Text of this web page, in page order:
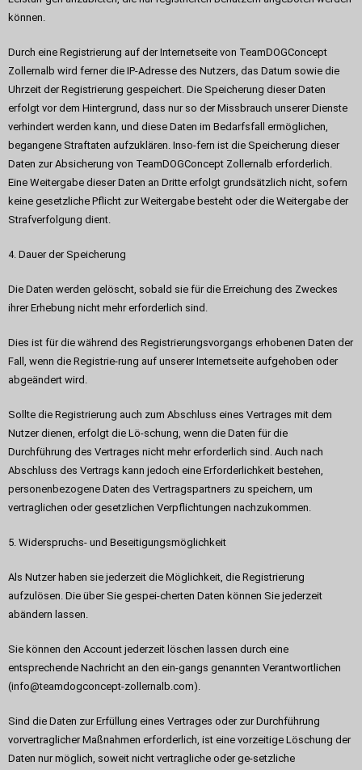
können.
Durch eine Registrierung auf der Internetseite von TeamDOGConcept
Zollernalb wird ferner die IP-Adresse des Nutzers, das Datum sowie die
Uhrzeit der Registrierung gespeichert. Die Speicherung dieser Daten
erfolgt vor dem Hintergrund, dass nur so der Missbrauch unserer Dienste
verhindert werden kann, und diese Daten im Bedarfsfall ermöglichen,
begangene Straftaten aufzuklären. Inso-fern ist die Speicherung dieser
Daten zur Absicherung von TeamDOGConcept Zollernalb erforderlich.
Eine Weitergabe dieser Daten an Dritte erfolgt grundsätzlich nicht, sofern
keine gesetzliche Pflicht zur Weitergabe besteht oder die Weitergabe der
Strafverfolgung dient.
4. Dauer der Speicherung
Die Daten werden gelöscht, sobald sie für die Erreichung des Zweckes
ihrer Erhebung nicht mehr erforderlich sind.
Dies ist für die während des Registrierungsvorgangs erhobenen Daten der
Fall, wenn die Registrie-rung auf unserer Internetseite aufgehoben oder
abgeändert wird.
Sollte die Registrierung auch zum Abschluss eines Vertrages mit dem
Nutzer dienen, erfolgt die Lö-schung, wenn die Daten für die
Durchführung des Vertrages nicht mehr erforderlich sind. Auch nach
Abschluss des Vertrags kann jedoch eine Erforderlichkeit bestehen,
personenbezogene Daten des Vertragspartners zu speichern, um
vertraglichen oder gesetzlichen Verpflichtungen nachzukommen.
5. Widerspruchs- und Beseitigungsmöglichkeit
Als Nutzer haben sie jederzeit die Möglichkeit, die Registrierung
aufzulösen. Die über Sie gespei-cherten Daten können Sie jederzeit
abändern lassen.
Sie können den Account jederzeit löschen lassen durch eine
entsprechende Nachricht an den ein-gangs genannten Verantwortlichen
(info@teamdogconcept-zollernalb.com).
Sind die Daten zur Erfüllung eines Vertrages oder zur Durchführung
vorvertraglicher Maßnahmen erforderlich, ist eine vorzeitige Löschung der
Daten nur möglich, soweit nicht vertragliche oder ge-setzliche